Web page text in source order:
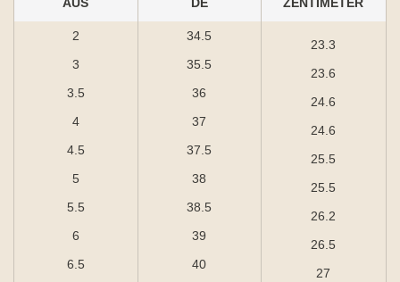
2
3
3.5
4
4.5
5
5.5
6
6.5
34.5
35.5
36
37
37.5
38
38.5
39
40
23.3
23.6
24.6
24.6
25.5
25.5
26.2
26.5
27